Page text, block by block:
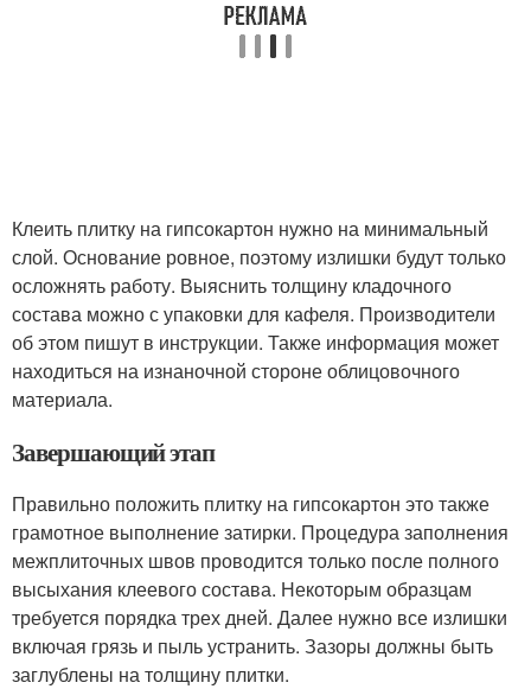
Клеить‌ ‌плитку‌ ‌на‌ ‌гипсокартон‌ нужно на минимальный
слой. Основание ровное, поэтому излишки будут только
осложнять работу. Выяснить толщину кладочного
состава можно с упаковки для кафеля. Производители
об этом пишут в инструкции. Также информация может
находиться на изнаночной стороне облицовочного
материала.
Завершающий этап
Правильно положить плитку на гипсокартон это также
грамотное выполнение затирки. Процедура заполнения
межплиточных швов проводится только после полного
высыхания клеевого состава. Некоторым образцам
требуется порядка трех дней. Далее нужно все излишки
включая грязь и пыль устранить. Зазоры должны быть
заглублены на толщину плитки.